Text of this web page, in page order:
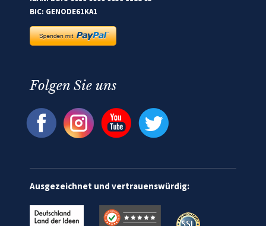
BIC: GENODE61KA1
Folgen Sie uns
Ausgezeichnet und vertrauenswürdig: